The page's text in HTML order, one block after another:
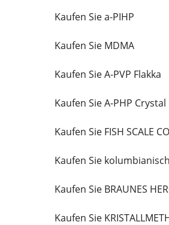
Kaufen Sie a-PIHP
Kaufen Sie MDMA
Kaufen Sie A-PVP Flakka
Kaufen Sie A-PHP Crystal
Kaufen Sie FISH SCALE
Kaufen Sie
Kaufen Sie BRAUNES
Kaufen Sie